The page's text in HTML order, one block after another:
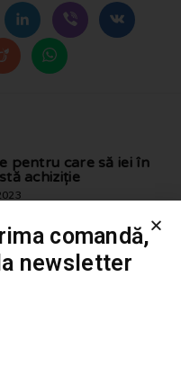
pentru care să iei în
achiziție
comandă,
newsletter